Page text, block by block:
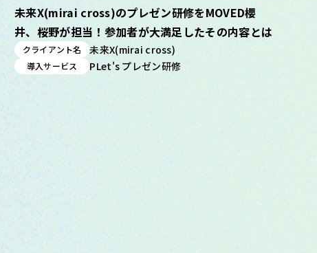
未来X(mirai cross)のプレゼン研修をMOVED櫻
井、桜野が担当！参加者が大満足したその内容とは
クライアント名 未来X(mirai cross)
導入サービス PLet's プレゼン研修